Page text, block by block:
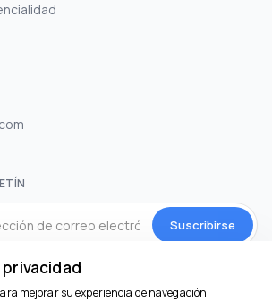
Suscribirse
SOCIAL
mejorar su experiencia de navegación,